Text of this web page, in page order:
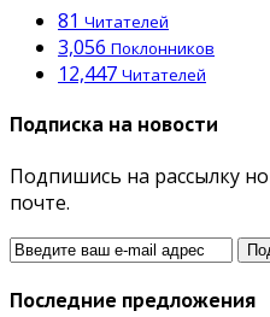
81 Читателей
3,056 Поклонников
12,447 Читателей
Подписка на новости
Подпишись на рассылку
почте.
Последние предложения